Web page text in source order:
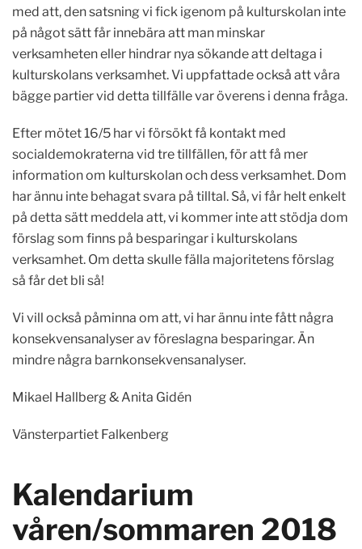
med att, den satsning vi fick igenom på kulturskolan inte
på något sätt får innebära att man minskar
verksamheten eller hindrar nya sökande att deltaga i
kulturskolans verksamhet. Vi uppfattade också att våra
bägge partier vid detta tillfälle var överens i denna fråga.
Efter mötet 16/5 har vi försökt få kontakt med
socialdemokraterna vid tre tillfällen, för att få mer
information om kulturskolan och dess verksamhet. Dom
har ännu inte behagat svara på tilltal. Så, vi får helt enkelt
på detta sätt meddela att, vi kommer inte att stödja dom
förslag som finns på besparingar i kulturskolans
verksamhet. Om detta skulle fälla majoritetens förslag
så får det bli så!
Vi vill också påminna om att, vi har ännu inte fått några
konsekvensanalyser av föreslagna besparingar. Än
mindre några barnkonsekvensanalyser.
Mikael Hallberg & Anita Gidén
Vänsterpartiet Falkenberg
Kalendarium
våren/sommaren 2018